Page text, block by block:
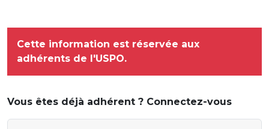
Cette information est réservée aux
adhérents de l'USPO.
Vous êtes déjà adhérent ? Connectez-vous